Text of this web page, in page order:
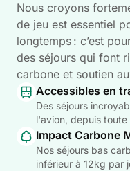
Nous croyons
de jeu est essentiel
longtemps : c’est
des séjours qui font
carbone et soutien
Accessibles en
Des séjours
l'avion, depuis toute
Impact Carbone
Nos séjours bas
inférieur à 12kg par